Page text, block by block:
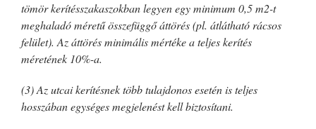
tömör kerítésszakaszokban legyen egy minimum 0,5 m2-t
meghaladó méretű összefüggő áttörés (pl. átlátható rácsos
felület). Az áttörés minimális mértéke a teljes kerítés
méretének 10%-a.
(3) Az utcai kerítésnek több tulajdonos esetén is teljes
hosszában egységes megjelenést kell biztosítani.